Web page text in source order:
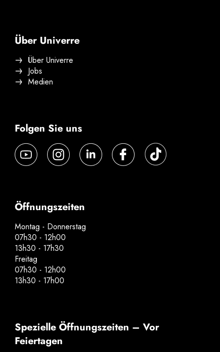
Über Univerre
Über Univerre
Jobs
Medien
Folgen Sie uns
Öffnungszeiten
Montag - Donnerstag
07h30 - 12h00
13h30 - 17h30
Freitag
07h30 - 12h00
13h30 - 17h00
Spezielle Öffnungszeiten – Vor
Feiertagen